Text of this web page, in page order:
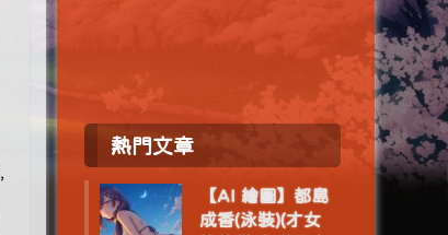
熱門文章
【AI 繪圖】都島
成香(泳裝)(才女